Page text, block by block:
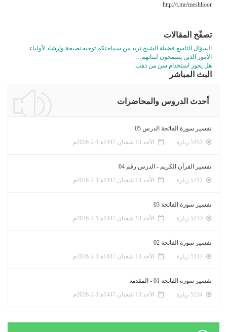
http://t.me/meshhoor
تصفّح المقالات
السؤال التاسع فضيلة الشيخ نريد من سماحتكم توجيه نصيحة وإرشاد لأولياء
الأمور الذين يسمحون لبناتهم…
هل يجوز استخدام سن من ذهب
البث المباشر
أحدث الدروس والمحاضرات
تفسير سورة الفاتحة الدرس 05
الأحد 13 شعبان 1447ﻫ 1-2-2026م
تفسير القرآن الكريم - الدرس رقم 04
الأحد 13 شعبان 1447ﻫ 1-2-2026م
تفسير سورة الفاتحة 03
الأحد 13 شعبان 1447ﻫ 1-2-2026م
تفسير سورة الفاتحة 02
الأحد 13 شعبان 1447ﻫ 1-2-2026م
تفسير سورة الفاتحة 01 - المقدمة
الأحد 13 شعبان 1447ﻫ 1-2-2026م